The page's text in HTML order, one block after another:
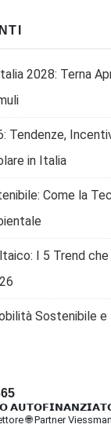
2028: Terna
Tendenze,
in Italia
Come la
I 5 Trend che
Sostenibile
🌐 Partner